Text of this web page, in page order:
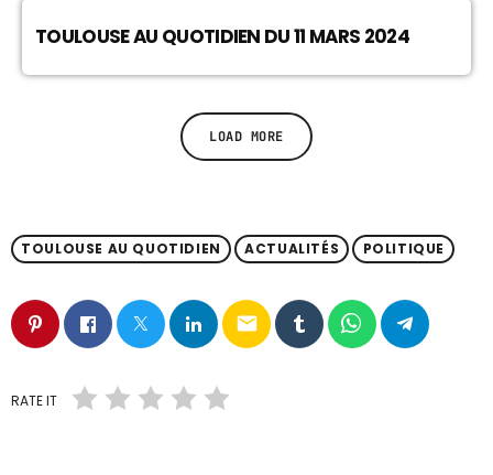
TOULOUSE AU QUOTIDIEN DU 11 MARS 2024
LOAD MORE
TOULOUSE AU QUOTIDIEN ACTUALITÉS POLITIQUE
email
RATE IT